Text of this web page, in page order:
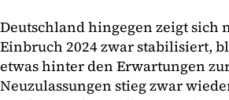
Deutschland hingegen zeigt sich
Einbruch 2024 zwar stabilisiert,
etwas hinter den Erwartungen
Neuzulassungen stieg zwar